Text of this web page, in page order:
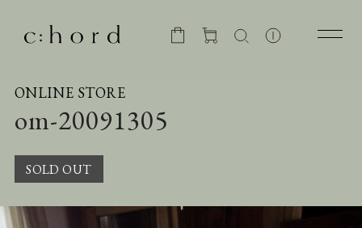
ONLINE STORE
om-20091305